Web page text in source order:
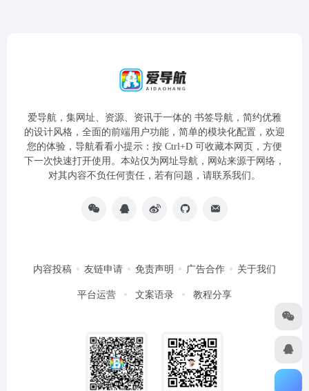
爱导航，集网址、资源、资讯于一体的 书签导航，简约优雅
的设计风格，全面的前端用户功能，简单的模块化配置，欢迎
您的体验，导航看看小提示：按 Ctrl+D 可收藏本网页，方便
下一次快速打开使用。本站仅为网址导航，网站来源于网络，
对其内容不负任何责任，若有问题，请联系我们。
内容投稿 友链申请 免责声明 广告合作 关于我们
平台运营 文案语录 教程分享